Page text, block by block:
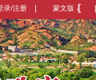
蒙文版
录/注册